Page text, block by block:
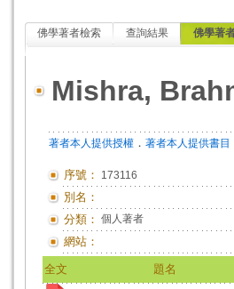
佛學著者檢索 查詢結果 佛學著
Mishra,
著者本人提供授權 ． 著者本人提供書目
序號： 173116
別名：
分類： 個人著者
網站：
全文 題名